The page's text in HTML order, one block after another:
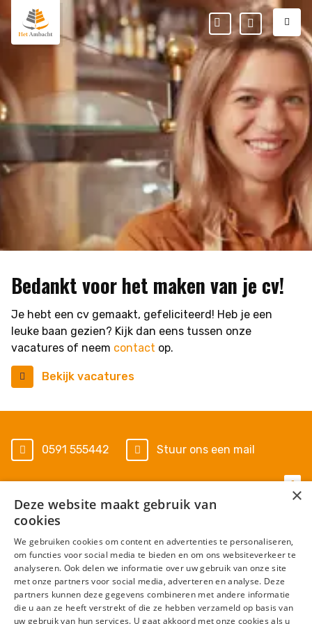
Mijn
Ambacht
Favorieten
Bedankt voor het maken van je cv!
Je hebt een cv gemaakt, gefeliciteerd! Heb je een
leuke baan gezien? Kijk dan eens tussen onze
vacatures of neem contact op.
Bekijk vacatures
0591 555442 Stuur ons een mail
Algemene voorwaarden
Privacy Statement
Cookies
Disclaimer
Ervaringen
×
Deze website maakt gebruik van
cookies
We gebruiken cookies om content en advertenties te personaliseren,
om functies voor social media te bieden en om ons websiteverkeer te
analyseren. Ook delen we informatie over uw gebruik van onze site
met onze partners voor social media, adverteren en analyse. Deze
partners kunnen deze gegevens combineren met andere informatie
die u aan ze heeft verstrekt of die ze hebben verzameld op basis van
uw gebruik van hun services. U gaat akkoord met onze cookies als u